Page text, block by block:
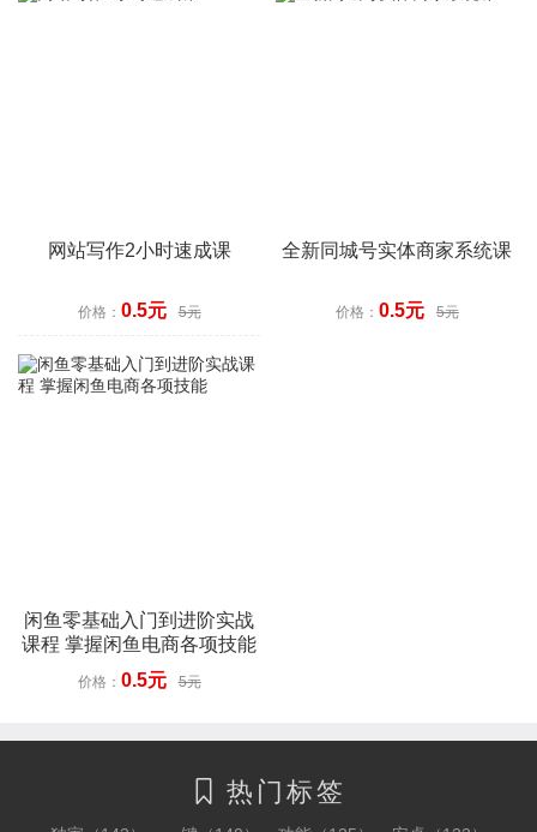
网站写作2小时速成课
价格： 0.5元 5元
全新同城号实体商家系统课
价格： 0.5元 5元
闲鱼零基础入门到进阶实战
课程 掌握闲鱼电商各项技能
价格： 0.5元 5元
 热门标签